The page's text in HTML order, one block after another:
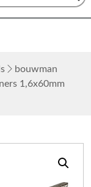
bouwman
1,6x60mm